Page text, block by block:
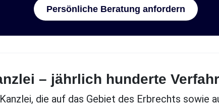
Persönliche Beratung anfordern
– jährlich hunderte
die auf das Gebiet des Erbrechts sowie